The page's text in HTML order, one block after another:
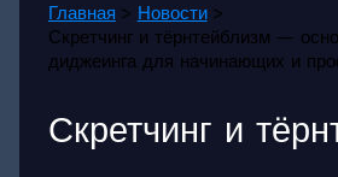
Главная
Новости
Скретчинг и тёрнтейблизм —
диджеинга для начинающих и
Скретчинг и